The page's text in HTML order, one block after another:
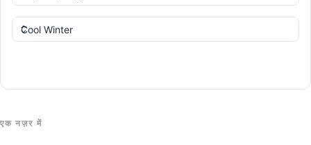
एक नज़र में